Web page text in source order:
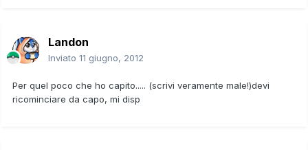
Landon
Inviato 11 giugno, 2012
Per quel poco che ho capito..... (scrivi veramente male!)devi
ricominciare da capo, mi disp